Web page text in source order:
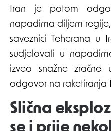
Iran je potom
napadima diljem regije,
saveznici Teherana u
sudjelovali u
izveo snažne
odgovor na raketiranja
Slična